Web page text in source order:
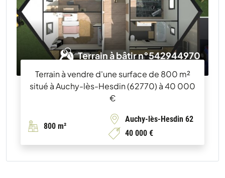
Terrain à bâtir n°542944970
Terrain à vendre d'une surface de 800 m²
situé à Auchy-lès-Hesdin (62770) à 40 000
€
800 m²
Auchy-lès-Hesdin 62
40 000 €